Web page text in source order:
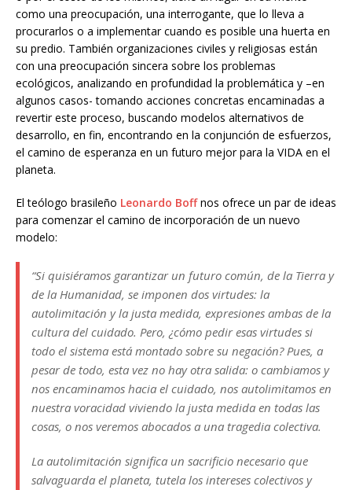
como una preocupación, una interrogante, que lo lleva a
procurarlos o a implementar cuando es posible una huerta en
su predio. También organizaciones civiles y religiosas están
con una preocupación sincera sobre los problemas
ecológicos, analizando en profundidad la problemática y –en
algunos casos- tomando acciones concretas encaminadas a
revertir este proceso, buscando modelos alternativos de
desarrollo, en fin, encontrando en la conjunción de esfuerzos,
el camino de esperanza en un futuro mejor para la VIDA en el
planeta.
El teólogo brasileño Leonardo Boffnos ofrece un par de ideas
para comenzar el camino de incorporación de un nuevo
modelo:
“Si quisiéramos garantizar un futuro común, de la Tierra y
de la Humanidad, se imponen dos virtudes: la
autolimitación y la justa medida, expresiones ambas de la
cultura del cuidado. Pero, ¿cómo pedir esas virtudes si
todo el sistema está montado sobre su negación? Pues, a
pesar de todo, esta vez no hay otra salida: o cambiamos y
nos encaminamos hacia el cuidado, nos autolimitamos en
nuestra voracidad viviendo la justa medida en todas las
cosas, o nos veremos abocados a una tragedia colectiva.
La autolimitación significa un sacrificio necesario que
salvaguarda el planeta, tutela los intereses colectivos y